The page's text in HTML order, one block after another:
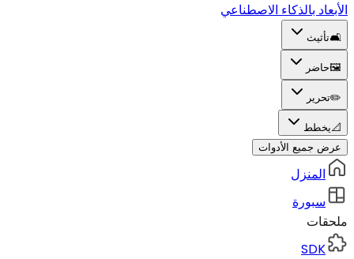
الأبعاد بالذكاء الاصطناعي
🛋️تأثيث
🖼️حاضر
✏️تحرير
📐يخطط
عرض جميع الأدوات
المنزل
سبورة
ملحقات
SDK